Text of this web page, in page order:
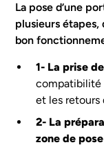
La pose d’une
plusieurs étapes,
bon
1- La prise
compatibilité
et les retours
2- La
zone de